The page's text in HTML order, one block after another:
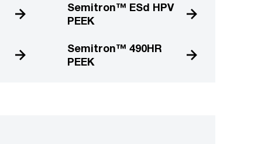
Semitron™ ESd HPV
PEEK
Semitron™ 490HR
PEEK